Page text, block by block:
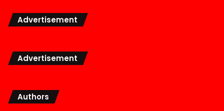
Advertisement
Advertisement
Authors